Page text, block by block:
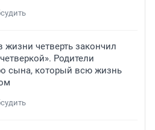
четверть закончил
Родители
сына, который всю жизнь